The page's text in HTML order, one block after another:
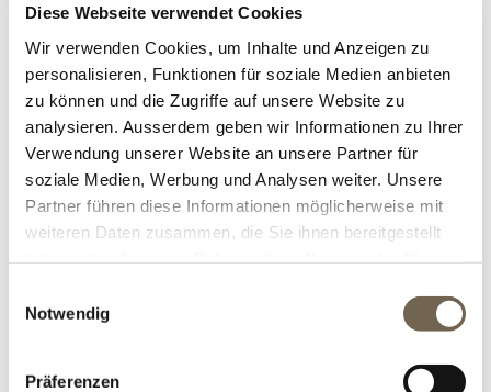
Diese Webseite verwendet Cookies
Wir verwenden Cookies, um Inhalte und Anzeigen zu
personalisieren, Funktionen für soziale Medien anbieten
zu können und die Zugriffe auf unsere Website zu
analysieren. Ausserdem geben wir Informationen zu Ihrer
Verwendung unserer Website an unsere Partner für
soziale Medien, Werbung und Analysen weiter. Unsere
Partner führen diese Informationen möglicherweise mit
weiteren Daten zusammen, die Sie ihnen bereitgestellt
Notwendig
Präferenzen
als Einzelstück im Garten platziert.
ZUM PRODUKT
DRAHTWAND ZUM EINBETONIEREN, ROH